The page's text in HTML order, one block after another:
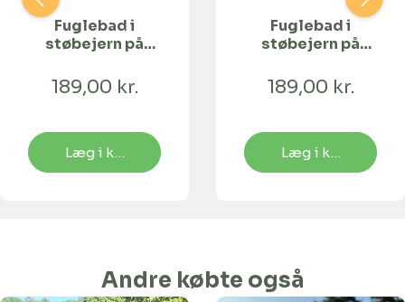
Fuglebad i
støbejern på
blade
189,00 kr.
Læg i kurv
Fuglebad i
støbejern på
kavaler 5 blade
189,00 kr.
Læg i kurv
Andre købte også